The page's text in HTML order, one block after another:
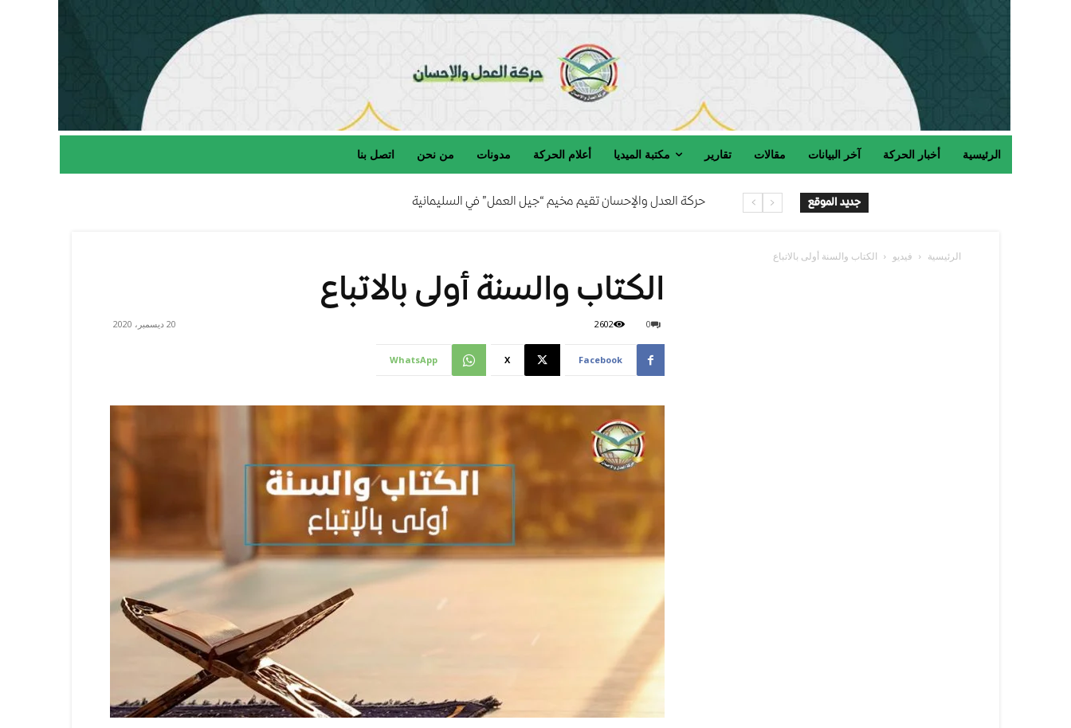
الرئيسية أخبار الحركة آخر البيانات مقالات تقارير مكتبة الميديا أعلام الحركة مدونات من نحن اتصل بنا
جديد الموقع حركة العدل والإحسان تقيم مخيم “جيل العمل” في السليمانية
حركة العدل والإحسان تنعى المربي الفاضل الحاج صالح السامرائي رحمه الله
الرئيسية فيديو الكتاب والسنة أولى بالاتباع
الكتاب والسنة أولى بالاتباع
20 ديسمبر، 2020 0
2602
Facebook
X
WhatsApp